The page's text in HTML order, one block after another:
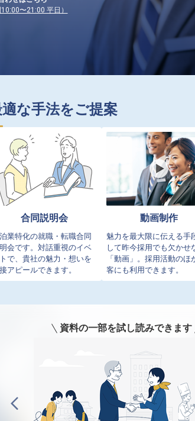
〜21:00 平日）
な手法をご提案
合同説明会
業特化の就職・転職合同
会です。対話重視のイベ
で、貴社の魅力・想いを
アピールできます。
動画制作
魅力を最大限に伝える手
して昨今採用でも欠かせ
「動画」。採用活動のほ
客にも利用できます。
資料の一部を試し読みできます